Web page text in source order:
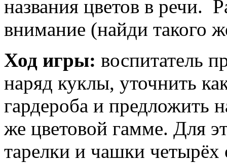
названия цветов в речи.
внимание (найди такого
Ход игры: воспитатель
наряд куклы, уточнить
гардероба и предложить
же цветовой гамме. Для
тарелки и чашки четырёх